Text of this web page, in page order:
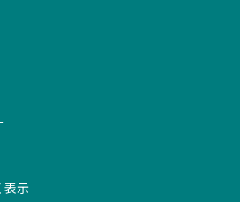
ーター】
対策直前１日集中講座『弱点克服
座』」受講生募集中！＜東京（新
ーター】
対策直前１日集中講座『予想問題
表示